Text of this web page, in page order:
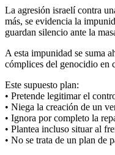
La agresión israelí contra
más, se evidencia la
guardan silencio ante la
A esta impunidad se suma
cómplices del genocidio en
Este supuesto plan:
• Pretende legitimar el
• Niega la creación de un
• Ignora por completo la
• Plantea incluso situar al
• No se trata de un plan de